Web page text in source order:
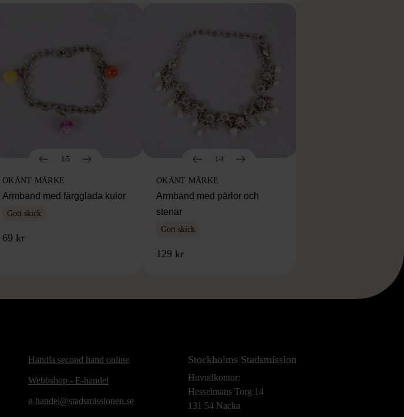
1/5
OKÄNT MÄRKE
Armband med färgglada kulor
Gott skick
69 kr
1/4
OKÄNT MÄRKE
Armband med pärlor och
stenar
Gott skick
129 kr
Handla second hand online
Webbshop - E-handel
e-handel@stadsmissionen.se
Stockholms Stadsmission
Huvudkontor:
Hesselmans Torg 14
131 54 Nacka